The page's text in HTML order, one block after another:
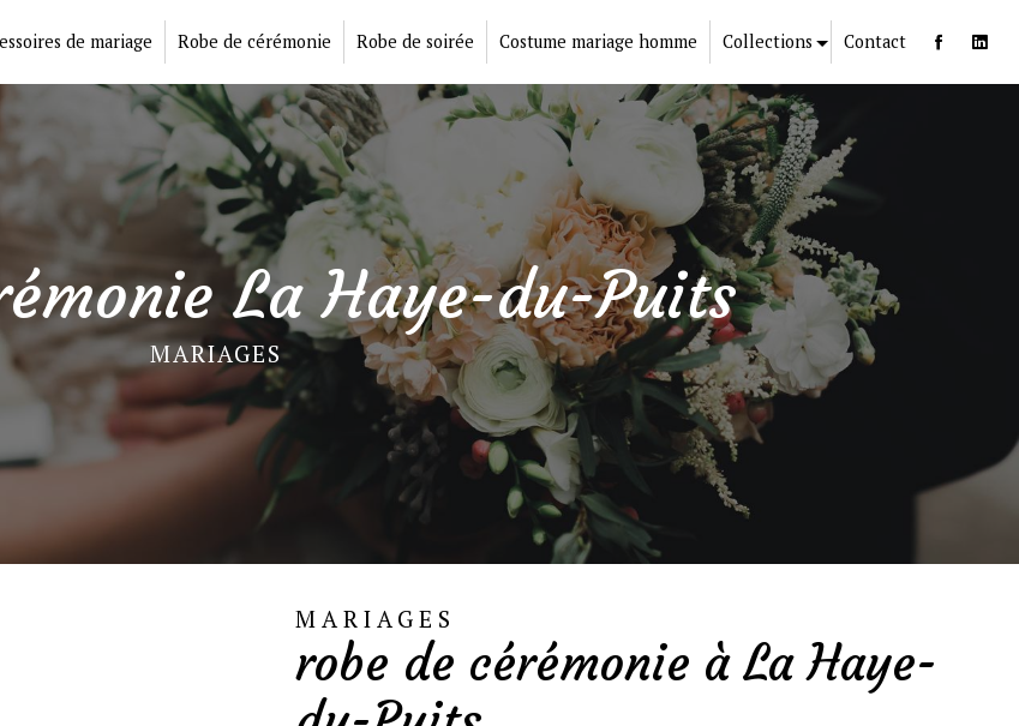
de mariage Robe de cérémonie Robe de soirée Costume mariage homme Collections Contact
La Haye-du-Puits
MARIAGES
MARIAGES
robe de cérémonie à La Haye-